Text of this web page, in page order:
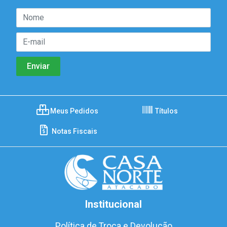
Meus Pedidos Títulos
Notas Fiscais
Institucional